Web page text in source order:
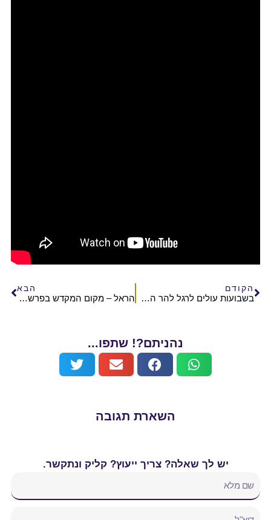
הקודם
בשבועות עולים לרגל להר הבית בטהרה!
הבא
הראל – מקום המקדש בפרשות השבוע | הרב אלישע וולפסון
נהניתם?! שתפו...
השארת תגובה
יש לך שאלה? צריך ייעוץ? קליק ונתקשר.